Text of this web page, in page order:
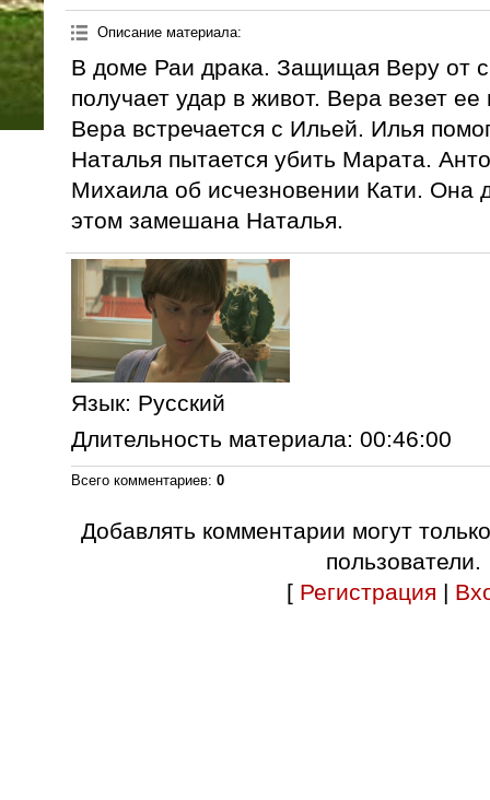
Описание материала:
В доме Раи драка. Защищая Веру от
получает удар в живот. Вера везет
Вера встречается с Ильей. Илья
Наталья пытается убить Марата.
Михаила об исчезновении Кати. Она
этом замешана Наталья.
Язык: Русский
Длительность материала: 00:46:00
Всего комментариев: 0
Добавлять комментарии могут
пользователи.
[ Регистрация |